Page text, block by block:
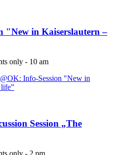
"New in Kaiserslautern –
only - 10 am
Info-Session "New in
Session „The